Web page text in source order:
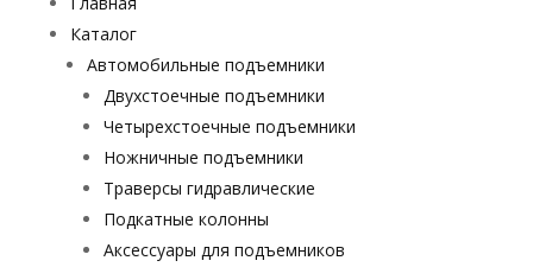
Каталог
Автомобильные подъемники
Двухстоечные подъемники
Четырехстоечные подъемники
Ножничные подъемники
Траверсы гидравлические
Подкатные колонны
Аксессуары для подъемников